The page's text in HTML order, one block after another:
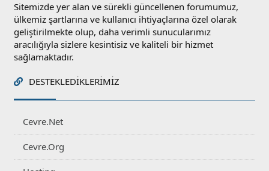
Sitemizde yer alan ve sürekli güncellenen forumumuz,
ülkemiz şartlarına ve kullanıcı ihtiyaçlarına özel olarak
geliştirilmekte olup, daha verimli sunucularımız
aracılığıyla sizlere kesintisiz ve kaliteli bir hizmet
sağlamaktadır.
DESTEKLEDIKLERIMIZ
Cevre.Net
Cevre.Org